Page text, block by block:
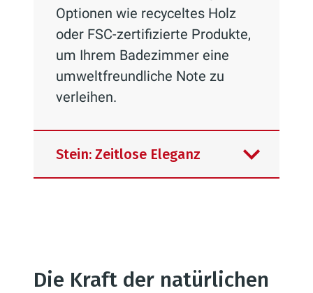
Optionen wie recyceltes Holz
oder FSC-zertifizierte Produkte,
um Ihrem Badezimmer eine
umweltfreundliche Note zu
verleihen.
Stein: Zeitlose Eleganz
oder Kalkstein fügt Ihrem
Badezimmer eine Dimension
Die Kraft der natürlichen